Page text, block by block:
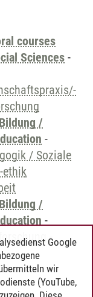
courses
Sciences -
/
-
/ Soziale
ethik
/
-
-
Google
wir
(YouTube,